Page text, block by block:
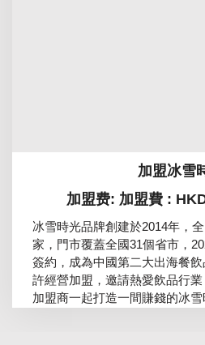
加盟冰雪
加盟费: 加盟費 :
冰雪時光品牌創建於2014年，
家，門市覆蓋全國31個省市，
簽約，成為中國第二大出海餐
許經營加盟，邀請熱愛飲品行
加盟商一起打造一間賺錢的冰雪